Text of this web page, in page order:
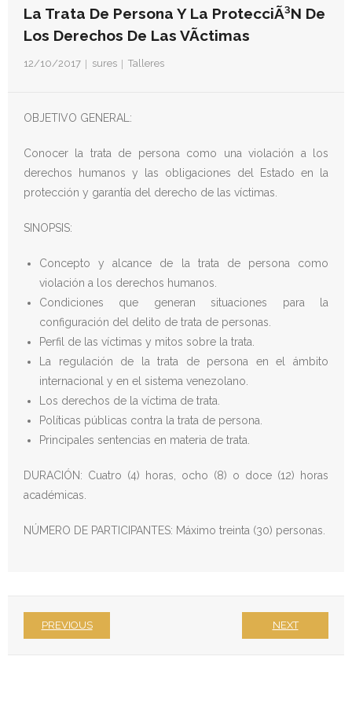
- Derechos Humanos en contextos de Violencia con
Fines PolÃ­ticos
- Inusual & Extraordinaria
Formación
Documentación
Donativos
La Trata De Persona Y La ProtecciÃ³n De
Los Derechos De Las VÃ­ctimas
12/10/2017 sures Talleres
OBJETIVO GENERAL:
Conocer la trata de persona como una violación a los
derechos humanos y las obligaciones del Estado en la
protección y garantía del derecho de las víctimas.
SINOPSIS:
Concepto y alcance de la trata de persona como
violación a los derechos humanos.
Condiciones que generan situaciones para la
configuración del delito de trata de personas.
Perfil de las víctimas y mitos sobre la trata.
La regulación de la trata de persona en el ámbito
internacional y en el sistema venezolano.
Los derechos de la víctima de trata.
Políticas públicas contra la trata de persona.
Principales sentencias en materia de trata.
DURACIÓN: Cuatro (4) horas, ocho (8) o doce (12) horas
académicas.
NÚMERO DE PARTICIPANTES: Máximo treinta (30) personas.
PREVIOUS NEXT